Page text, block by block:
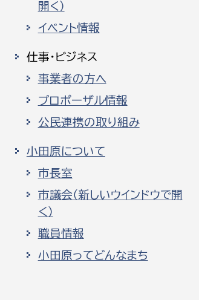
開く）
イベント情報
仕事・ビジネス
事業者の方へ
プロポーザル情報
公民連携の取り組み
小田原について
市長室
市議会（新しいウインドウで開
く）
職員情報
小田原ってどんなまち